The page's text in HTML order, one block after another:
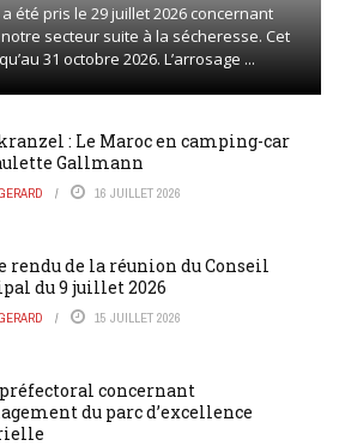
été pris le 29 juillet 2026 concernant
notre secteur suite à la sécheresse. Cet
31 octobre 2026. L’arrosage ...
: Le Maroc en camping-car
Gallmann
16 JUILLET 2026
rendu de la réunion du Conseil
du 9 juillet 2026
15 JUILLET 2026
concernant
du parc d’excellence